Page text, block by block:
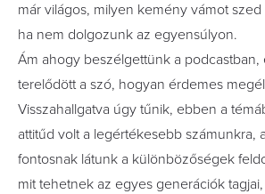
már világos, milyen kemény vámot
ha nem dolgozunk az egyensúlyon.
Ám ahogy beszélgettünk a
terelődött a szó, hogyan érdemes
Visszahallgatva úgy tűnik, ebben a
attitűd volt a legértékesebb számunkra,
fontosnak látunk a különbözőségek
mit tehetnek az egyes generációk